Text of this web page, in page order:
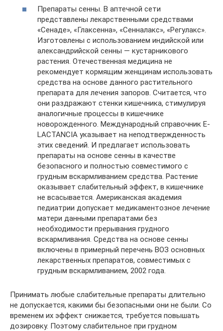
Препараты сенны. В аптечной сети
представлены лекарственными средствами
«Сенаде», «Глаксенна», «Сенналакс», «Регулакс».
Изготовлены с использованием индийской или
александрийской сенны — кустарникового
растения. Отечественная медицина не
рекомендует кормящим женщинам использовать
средства на основе данного растительного
препарата для лечения запоров. Считается, что
они раздражают стенки кишечника, стимулируя
аналогичные процессы в кишечнике
новорожденного. Международный справочник E-
LACTANCIA указывает на неподтвержденность
этих сведений. И предлагает использовать
препараты на основе сенны в качестве
безопасного и полностью совместимого с
грудным вскармливанием средства. Растение
оказывает слабительный эффект, в кишечнике
не всасывается. Американская академия
педиатрии допускает медикаментозное лечение
матери данными препаратами без
необходимости прерывания грудного
вскармливания. Средства на основе сенны
включены в примерный перечень ВОЗ основных
лекарственных препаратов, совместимых с
грудным вскармливанием, 2002 года.
Принимать любые слабительные препараты длительно
не допускается, какими бы безопасными они не были. Со
временем их эффект снижается, требуется повышать
дозировку. Поэтому слабительное при грудном